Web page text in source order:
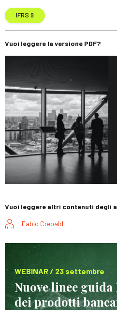
IFRS 9
Vuoi leggere la versione PDF?
Vuoi leggere altri contenuti degli
Fabio Crepaldi
WEBINAR / 23 settembre
Nuove linee guida
dei prodotti